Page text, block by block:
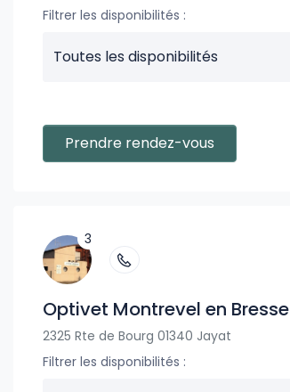
Filtrer les disponibilités :
Toutes les disponibilités
Prendre rendez-vous
3
Optivet Montrevel en Bresse
2325 Rte de Bourg 01340 Jayat
Filtrer les disponibilités :